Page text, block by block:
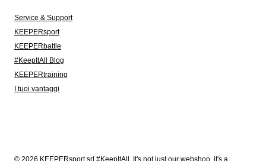
Service & Support
KEEPERsport
KEEPERbattle
#KeepItAll Blog
KEEPERtraining
I tuoi vantaggi
© 2026 KEEPERsport srl #KeepItAll. It's not just our webshop, it's a